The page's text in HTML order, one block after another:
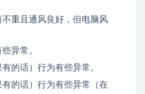
重且通风良好，但电脑风
异常。
的话）行为有些异常。
的话）行为有些异常（在